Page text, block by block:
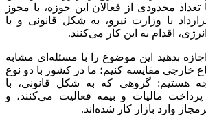
محدودی از فعالان این حوزه، با مجوز
با وزارت نیرو، به شکل قانونی و با
اقدام به این کار می‌کنند.
اجازه بدهید این موضوع را با مسئله‌ای مشابه
خارجی مقایسه کنیم؛ ما در کشور با دو نوع
هستیم: گروهی که به شکل قانونی، با
مالیات و بیمه فعالیت می‌کنند، و
وارد بازار کار شده‌اند.